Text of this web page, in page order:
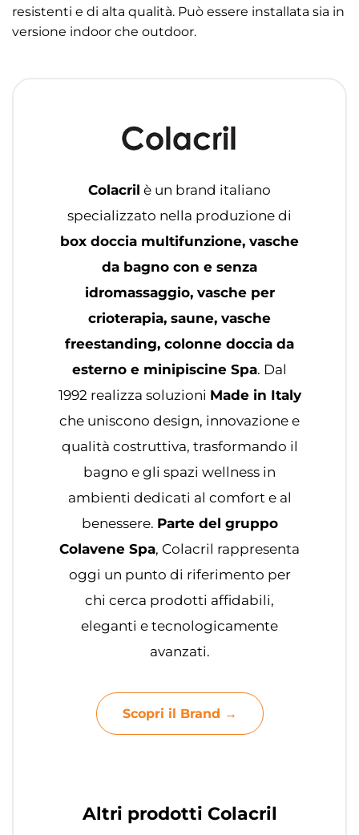
resistenti e di alta qualità. Può essere installata sia in
versione indoor che outdoor.
Colacril è un brand italiano
specializzato nella produzione di
box doccia multifunzione, vasche
da bagno con e senza
idromassaggio, vasche per
crioterapia, saune, vasche
freestanding, colonne doccia da
esterno e minipiscine Spa. Dal
1992 realizza soluzioni Made in Italy
che uniscono design, innovazione e
qualità costruttiva, trasformando il
bagno e gli spazi wellness in
ambienti dedicati al comfort e al
benessere. Parte del gruppo
Colavene Spa, Colacril rappresenta
oggi un punto di riferimento per
chi cerca prodotti affidabili,
eleganti e tecnologicamente
avanzati.
Scopri il Brand →
Altri prodotti Colacril